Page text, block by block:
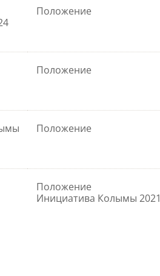
Положение
Положение
Положение
Положение
Инициатива Колымы 2021